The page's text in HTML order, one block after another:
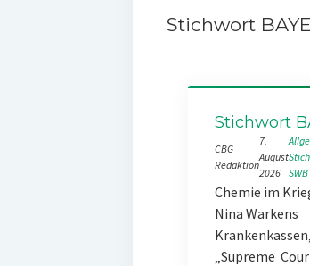
Stichwort
Stichwort
CBG
Redaktion
7.
August
2026
Chemie im
Nina Warkens
„Supreme